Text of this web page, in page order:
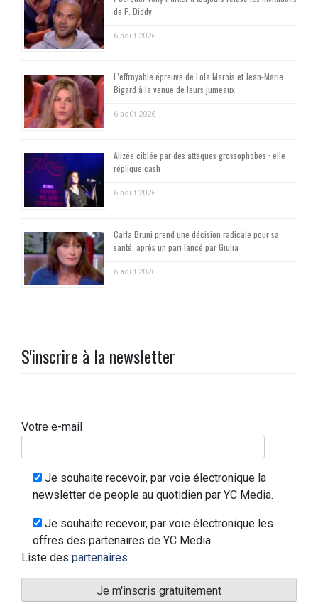
de P. Diddy
6 août 2026
L’effroyable épreuve de Lola Marois et Jean-Marie
Bigard à la venue de leurs jumeaux
6 août 2026
Alizée ciblée par des attaques grossophobes : elle
réplique cash
6 août 2026
Carla Bruni prend une décision radicale pour sa
santé, après un pari lancé par Giulia
6 août 2026
S'inscrire à la newsletter
Votre e-mail
Je souhaite recevoir, par voie électronique la
newsletter de people au quotidien par YC Media.
Je souhaite recevoir, par voie électronique les
offres des partenaires de YC Media
Liste des partenaires